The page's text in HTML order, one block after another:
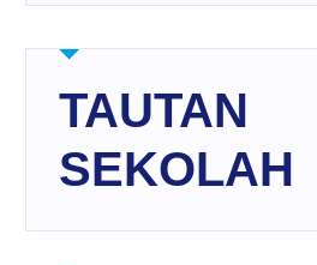
TAUTAN
SEKOLAH